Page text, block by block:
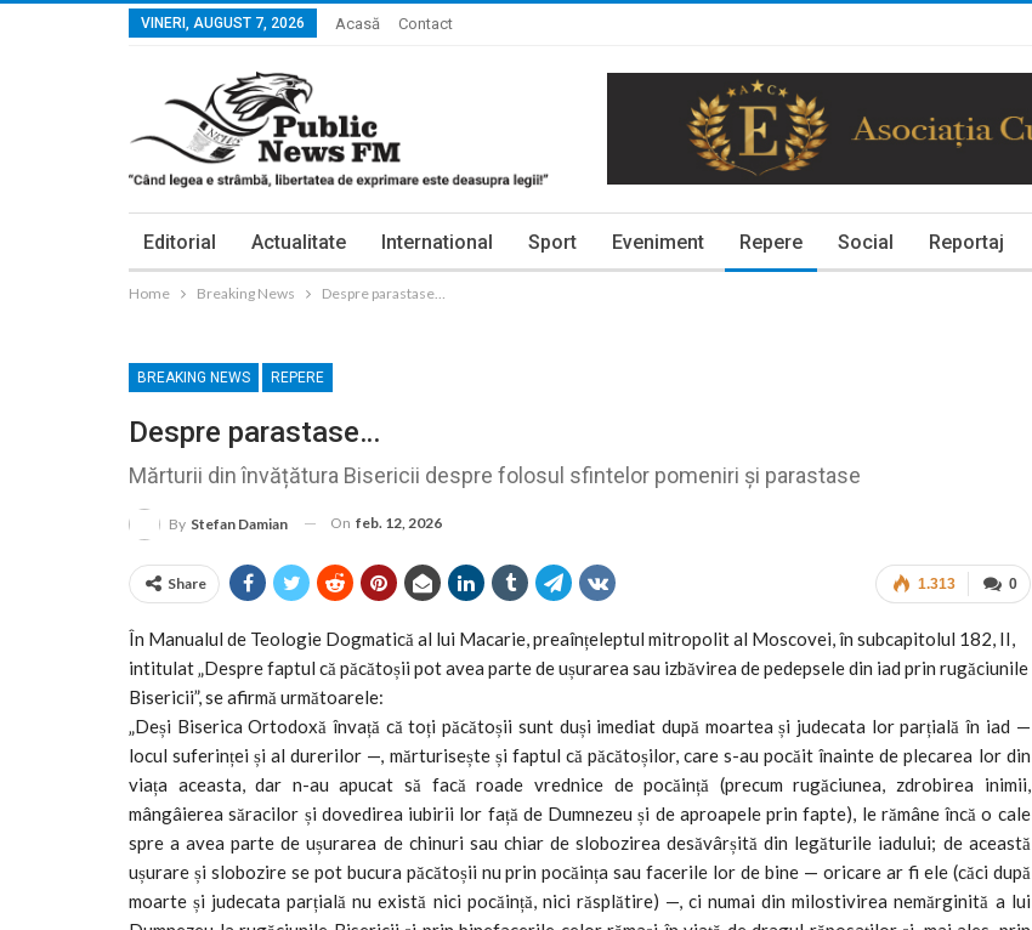
VINERI, AUGUST 7, 2026 Acasă Contact
Editorial Actualitate International Sport Eveniment Repere Social Reportaj
Home Breaking News Despre parastase…
BREAKING NEWS REPERE
Despre parastase…
Mărturii din învățătura Bisericii despre folosul sfintelor pomeniri și parastase
By Stefan Damian On feb. 12, 2026
0
1.313
Share
În Manualul de Teologie Dogmatică al lui Macarie, preaînțeleptul mitropolit al Moscovei, în subcapitolul 182, II,
intitulat „Despre faptul că păcătoșii pot avea parte de ușurarea sau izbăvirea de pedepsele din iad prin rugăciunile
Bisericii”, se afirmă următoarele:
„Deși Biserica Ortodoxă învață că toți păcătoșii sunt duși imediat după moartea și judecata lor parțială în iad —
locul suferinței și al durerilor —, mărturisește și faptul că păcătoșilor, care s-au pocăit înainte de plecarea lor din
viața aceasta, dar n-au apucat să facă roade vrednice de pocăință (precum rugăciunea, zdrobirea inimii,
mângâierea săracilor și dovedirea iubirii lor față de Dumnezeu și de aproapele prin fapte), le rămâne încă o cale
spre a avea parte de ușurarea de chinuri sau chiar de slobozirea desăvârșită din legăturile iadului; de această
ușurare și slobozire se pot bucura păcătoșii nu prin pocăința sau facerile lor de bine — oricare ar fi ele (căci după
moarte și judecata parțială nu există nici pocăință, nici răsplătire) —, ci numai din milostivirea nemărginită a lui